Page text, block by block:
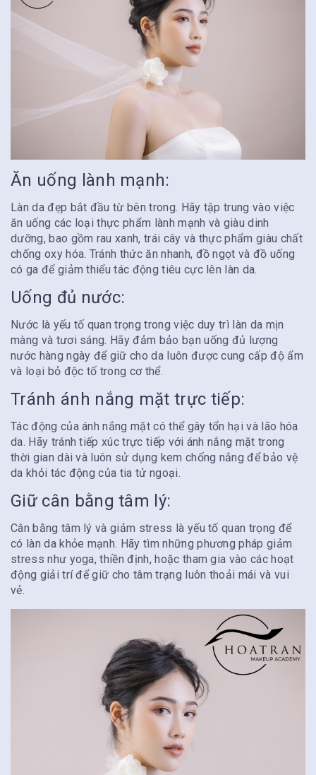
Ăn uống lành mạnh:
Làn da đẹp bắt đầu từ bên trong. Hãy tập trung vào việc
ăn uống các loại thực phẩm lành mạnh và giàu dinh
dưỡng, bao gồm rau xanh, trái cây và thực phẩm giàu chất
chống oxy hóa. Tránh thức ăn nhanh, đồ ngọt và đồ uống
có ga để giảm thiểu tác động tiêu cực lên làn da.
Uống đủ nước:
Nước là yếu tố quan trọng trong việc duy trì làn da mịn
màng và tươi sáng. Hãy đảm bảo bạn uống đủ lượng
nước hàng ngày để giữ cho da luôn được cung cấp độ ẩm
và loại bỏ độc tố trong cơ thể.
Tránh ánh nắng mặt trực tiếp:
Tác động của ánh nắng mặt có thể gây tổn hại và lão hóa
da. Hãy tránh tiếp xúc trực tiếp với ánh nắng mặt trong
thời gian dài và luôn sử dụng kem chống nắng để bảo vệ
da khỏi tác động của tia tử ngoại.
Giữ cân bằng tâm lý:
Cân bằng tâm lý và giảm stress là yếu tố quan trọng để
có làn da khỏe mạnh. Hãy tìm những phương pháp giảm
stress như yoga, thiền định, hoặc tham gia vào các hoạt
động giải trí để giữ cho tâm trạng luôn thoải mái và vui
vẻ.